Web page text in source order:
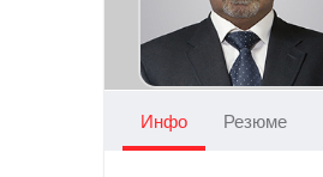
Инфо Резюме